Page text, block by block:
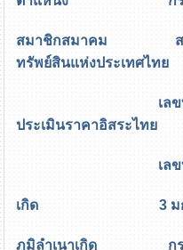
สมาชิกสมาคม สมาชิ
ทรัพย์สินแห่งประเทศไทย
เลขที่ ส.48-
ประเมินราคาอิสระไทย
เลขที่ 02-1-
เกิด 3 มกราค
ภูมิลำเนาเกิด กรุง